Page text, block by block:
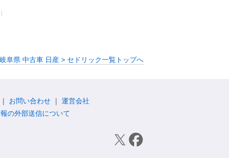
岐阜県 中古車 日産 > セドリック一覧トップへ
お問い合わせ
運営会社
の外部送信について